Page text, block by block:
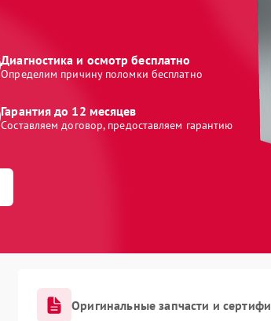
Диагностика и осмотр бесплатно
Определим причину поломки бесплатно
Гарантия до 12 месяцев
Составляем договор, предоставляем гарантию
Оригинальные запчасти и